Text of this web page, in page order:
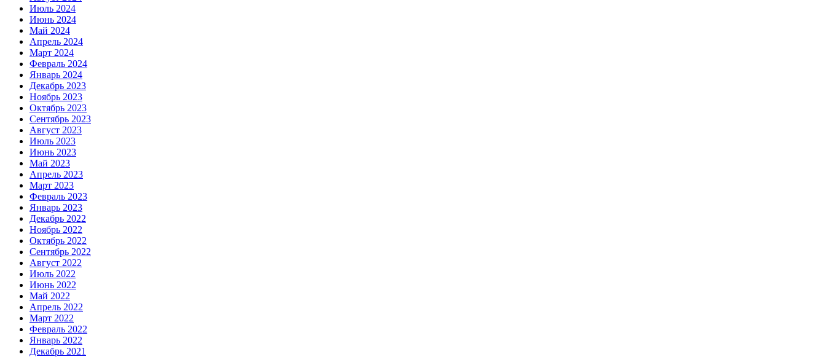
Июль 2024
Июнь 2024
Май 2024
Апрель 2024
Март 2024
Февраль 2024
Январь 2024
Декабрь 2023
Ноябрь 2023
Октябрь 2023
Сентябрь 2023
Август 2023
Июль 2023
Июнь 2023
Май 2023
Апрель 2023
Март 2023
Февраль 2023
Январь 2023
Декабрь 2022
Ноябрь 2022
Октябрь 2022
Сентябрь 2022
Август 2022
Июль 2022
Июнь 2022
Май 2022
Апрель 2022
Март 2022
Февраль 2022
Январь 2022
Декабрь 2021